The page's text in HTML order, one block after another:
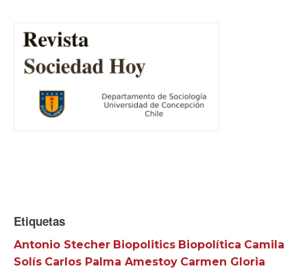
Etiquetas
Antonio Stecher Biopolitics Biopolítica Camila
Solís Carlos Palma Amestoy Carmen Gloria